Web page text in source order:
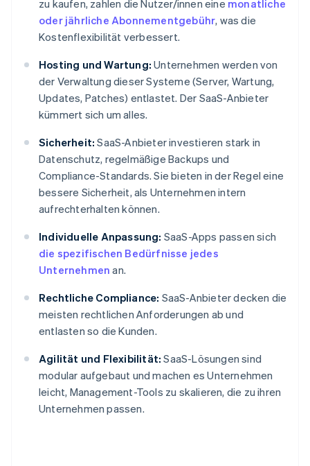
zu kaufen, zahlen die Nutzer/innen eine monatliche
oder jährliche Abonnementgebühr, was die
Kostenflexibilität verbessert.
Hosting und Wartung: Unternehmen werden von
der Verwaltung dieser Systeme (Server, Wartung,
Updates, Patches) entlastet. Der SaaS-Anbieter
kümmert sich um alles.
Sicherheit: SaaS-Anbieter investieren stark in
Datenschutz, regelmäßige Backups und
Compliance-Standards. Sie bieten in der Regel eine
bessere Sicherheit, als Unternehmen intern
aufrechterhalten können.
Individuelle Anpassung: SaaS-Apps passen sich
die spezifischen Bedürfnisse jedes
Unternehmen an.
Rechtliche Compliance: SaaS-Anbieter decken die
meisten rechtlichen Anforderungen ab und
entlasten so die Kunden.
Agilität und Flexibilität: SaaS-Lösungen sind
modular aufgebaut und machen es Unternehmen
leicht, Management-Tools zu skalieren, die zu ihren
Unternehmen passen.